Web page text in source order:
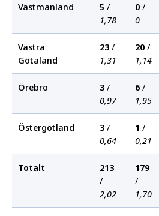
Västmanland 5 /
1,78
0 /
0
Västra
Götaland
23 /
1,31
20 /
1,14
Örebro 3 /
0,97
6 /
1,95
Östergötland 3 /
0,64
1 /
0,21
Totalt
213
/
2,02
179
/
1,70